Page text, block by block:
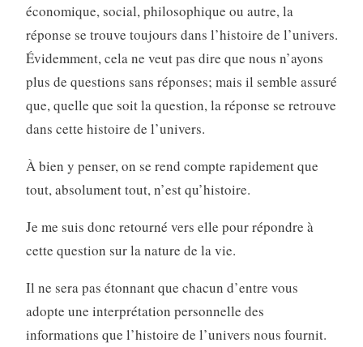
économique, social, philosophique ou autre, la
réponse se trouve toujours dans l’histoire de l’univers.
Évidemment, cela ne veut pas dire que nous n’ayons
plus de questions sans réponses; mais il semble assuré
que, quelle que soit la question, la réponse se retrouve
dans cette histoire de l’univers.
À bien y penser, on se rend compte rapidement que
tout, absolument tout, n’est qu’histoire.
Je me suis donc retourné vers elle pour répondre à
cette question sur la nature de la vie.
Il ne sera pas étonnant que chacun d’entre vous
adopte une interprétation personnelle des
informations que l’histoire de l’univers nous fournit.